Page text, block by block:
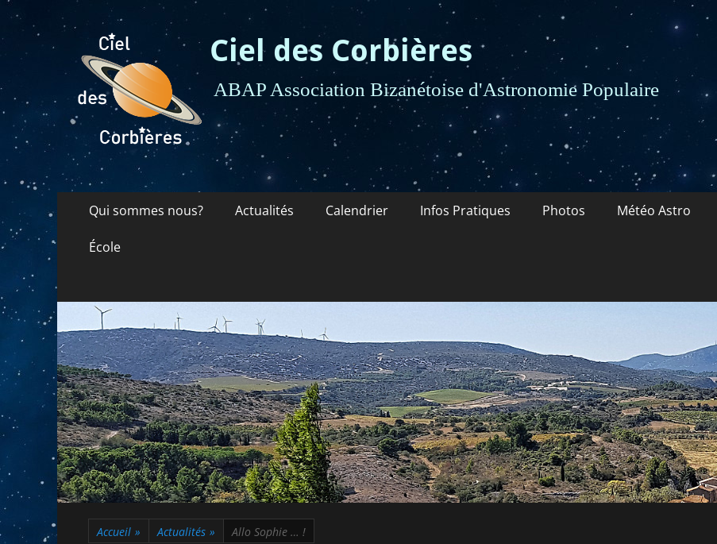
Ciel des Corbières
ABAP Association Bizanétoise d'Astronomie Populaire
Menu
principal
contenu
Qui sommes nous? Actualités Calendrier Infos Pratiques Photos Météo Astro
École
Accueil » Actualités » Allo Sophie … !